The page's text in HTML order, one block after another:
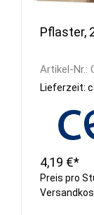
Pflaster,
Artikel-Nr.:
Lieferzeit:
4,19 €*
Preis pro